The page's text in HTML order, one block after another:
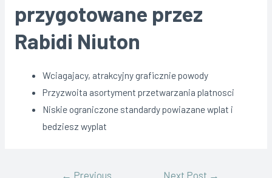
przygotowane przez
Rabidi Niuton
Wciagajacy, atrakcyjny graficznie powody
Przyzwoita asortyment przetwarzania platnosci
Niskie ograniczone standardy powiazane wplat i
bedziesz wyplat
← Previous
Next Post →